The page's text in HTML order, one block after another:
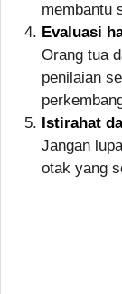
membantu
Evaluasi
Orang tua
penilaian
Istirahat
Jangan
otak yang